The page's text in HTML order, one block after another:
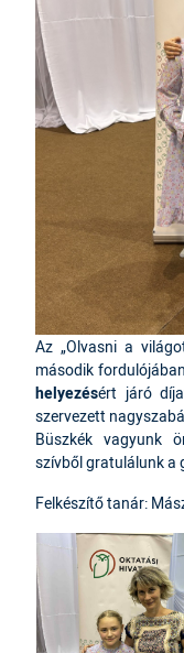
Az „Olvasni a
második fordulójában
helyezésért járó
szervezett
Büszkék vagyunk
szívből gratulálunk a
Felkészítő tanár: